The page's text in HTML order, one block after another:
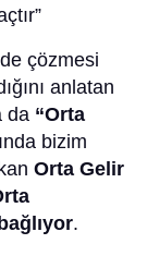
çözmesi
anlatan
da “Orta
bizim
Orta Gelir
.